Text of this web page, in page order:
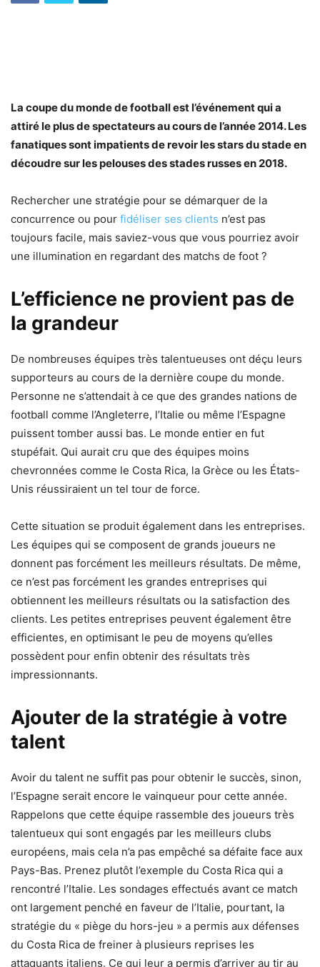
La coupe du monde de football est l’événement qui a
attiré le plus de spectateurs au cours de l’année 2014. Les
fanatiques sont impatients de revoir les stars du stade en
découdre sur les pelouses des stades russes en 2018.
Rechercher une stratégie pour se démarquer de la
concurrence ou pour fidéliser ses clients n’est pas
toujours facile, mais saviez-vous que vous pourriez avoir
une illumination en regardant des matchs de foot ?
L’efficience ne provient pas de
la grandeur
De nombreuses équipes très talentueuses ont déçu leurs
supporteurs au cours de la dernière coupe du monde.
Personne ne s’attendait à ce que des grandes nations de
football comme l’Angleterre, l’Italie ou même l’Espagne
puissent tomber aussi bas. Le monde entier en fut
stupéfait. Qui aurait cru que des équipes moins
chevronnées comme le Costa Rica, la Grèce ou les États-
Unis réussiraient un tel tour de force.
Cette situation se produit également dans les entreprises.
Les équipes qui se composent de grands joueurs ne
donnent pas forcément les meilleurs résultats. De même,
ce n’est pas forcément les grandes entreprises qui
obtiennent les meilleurs résultats ou la satisfaction des
clients. Les petites entreprises peuvent également être
efficientes, en optimisant le peu de moyens qu’elles
possèdent pour enfin obtenir des résultats très
impressionnants.
Ajouter de la stratégie à votre
talent
Avoir du talent ne suffit pas pour obtenir le succès, sinon,
l’Espagne serait encore le vainqueur pour cette année.
Rappelons que cette équipe rassemble des joueurs très
talentueux qui sont engagés par les meilleurs clubs
européens, mais cela n’a pas empêché sa défaite face aux
Pays-Bas. Prenez plutôt l’exemple du Costa Rica qui a
rencontré l’Italie. Les sondages effectués avant ce match
ont largement penché en faveur de l’Italie, pourtant, la
stratégie du « piège du hors-jeu » a permis aux défenses
du Costa Rica de freiner à plusieurs reprises les
attaquants italiens. Ce qui leur a permis d’arriver au tir au